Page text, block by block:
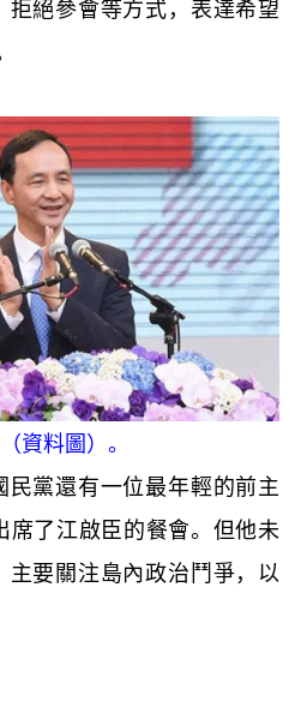
絕參會等方式，表達希望
資料圖）。
黨還有一位最年輕的前主
席了江啟臣的餐會。但他未
要關注島內政治鬥爭，以